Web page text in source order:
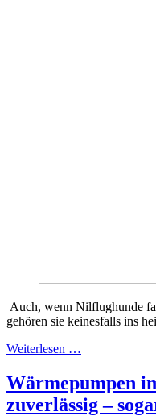
Auch, wenn Nilflughunde
gehören sie keinesfalls ins
Weiterlesen …
Wärmepumpen
zuverlässig –